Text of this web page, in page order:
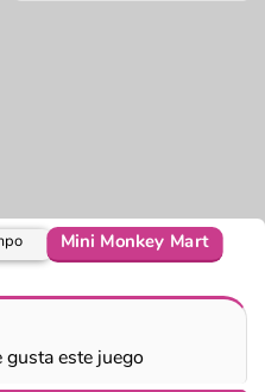
Mini Monkey Mart
este juego